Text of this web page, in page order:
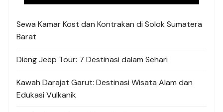
Sewa Kamar Kost dan Kontrakan di Solok Sumatera
Barat
Dieng Jeep Tour: 7 Destinasi dalam Sehari
Kawah Darajat Garut: Destinasi Wisata Alam dan
Edukasi Vulkanik